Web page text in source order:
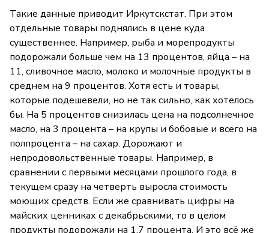
Такие данные приводит Иркутскстат. При этом
отдельные товары поднялись в цене куда
существеннее. Например, рыба и морепродукты
подорожали больше чем на 13 процентов, яйца – на
11, сливочное масло, молоко и молочные продукты в
среднем на 9 процентов. Хотя есть и товары,
которые подешевели, но не так сильно, как хотелось
бы. На 5 процентов снизилась цена на подсолнечное
масло, на 3 процента – на крупы и бобовые и всего на
полпроцента – на сахар. Дорожают и
непродовольственные товары. Например, в
сравнении с первыми месяцами прошлого года, в
текущем сразу на четверть выросла стоимость
моющих средств. Если же сравнивать цифры на
майских ценниках с декабрьскими, то в целом
продукты подорожали на 1,7 процента. И это всё же